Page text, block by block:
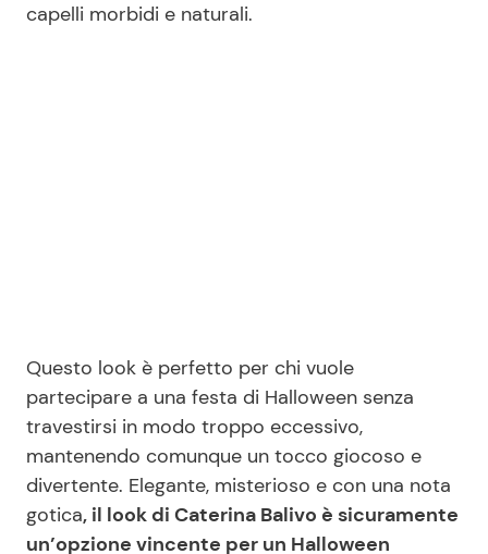
capelli morbidi e naturali.
Questo look è perfetto per chi vuole
partecipare a una festa di Halloween senza
travestirsi in modo troppo eccessivo,
mantenendo comunque un tocco giocoso e
divertente. Elegante, misterioso e con una nota
gotica, il look di Caterina Balivo è sicuramente
un’opzione vincente per un Halloween